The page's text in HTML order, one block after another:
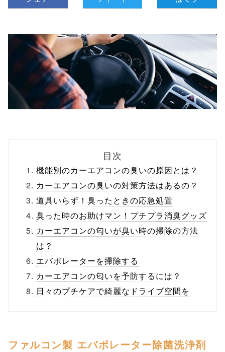
目次
機能別のカーエアコンの臭いの原因とは？
カーエアコンの臭いの対策方法はあるの？
道具いらず！臭ったときの応急処置
臭った時のお助けマン！プチプラ消臭グッズ
カーエアコンの匂いが臭い時の掃除の方法
は？
エバポレーターを掃除する
カーエアコンの匂いを予防するには？
日々のプチケアで綺麗なドライブ空間を
ファルコン製 エバポレーター除菌洗浄剤